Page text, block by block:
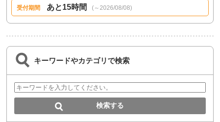
受付期間 あと15時間 (～2026/08/08)
キーワードやカテゴリで検索